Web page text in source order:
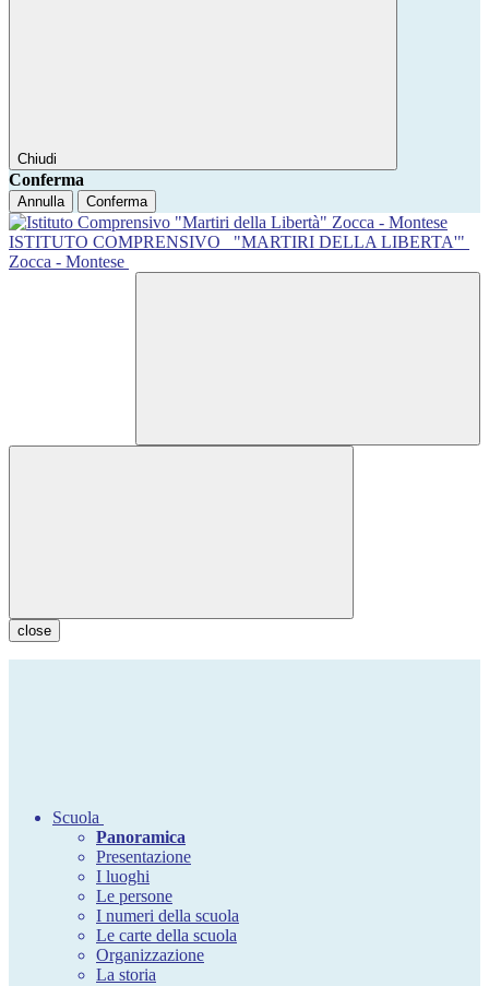
Chiudi
Conferma
Annulla Conferma
ISTITUTO COMPRENSIVO
"MARTIRI DELLA LIBERTA'"
Zocca - Montese
close
Scuola
Panoramica
Presentazione
I luoghi
Le persone
I numeri della scuola
Le carte della scuola
Organizzazione
La storia